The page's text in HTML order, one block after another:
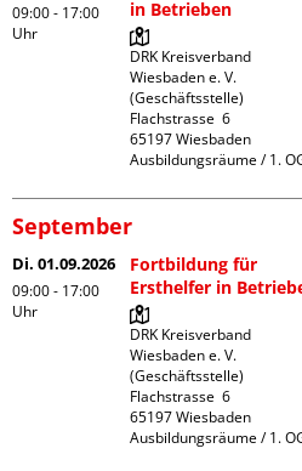
09:00 - 17:00
Uhr
in Betrieben
DRK Kreisverband
Wiesbaden e. V.
(Geschäftsstelle)
Flachstrasse  6
65197 Wiesbaden
Ausbildungsräume / 1.
September
Di. 01.09.2026
09:00 - 17:00
Uhr
Fortbildung für
Ersthelfer in
DRK Kreisverband
Wiesbaden e. V.
(Geschäftsstelle)
Flachstrasse  6
65197 Wiesbaden
Ausbildungsräume / 1.